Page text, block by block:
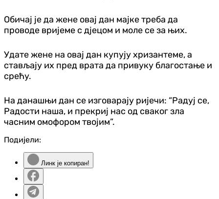
Обичај је да жене овај дан мајке треба да
проводе вријеме с дјецом и моле се за њих.
Удате жене на овај дан купују хризантеме, а
стављају их пред врата да привуку благостање и
срећу.
На данашњи дан се изговарају ријечи: “Радуј се,
Радости наша, и прекриј нас од сваког зла
часним омофором твојим”.
Подијели:
Линк је копиран!